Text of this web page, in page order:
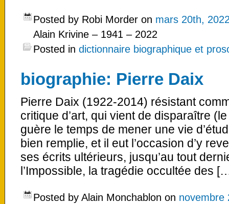
Posted by Robi Morder on mars 20th,
Alain Krivine – 1941 – 2022
Posted in dictionnaire biographique et
biographie: Pierre Daix
Pierre Daix (1922-2014) résistant
critique d’art, qui vient de disparaître
guère le temps de mener une vie
bien remplie, et il eut l’occasion d’y
ses écrits ultérieurs, jusqu’au tout
l’Impossible, la tragédie occultée des
Posted by Alain Monchablon on novembre